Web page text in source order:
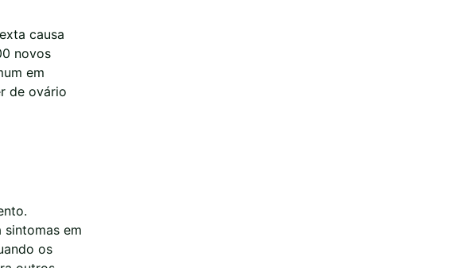
causa
novos
em
de ovário
sintomas em
os